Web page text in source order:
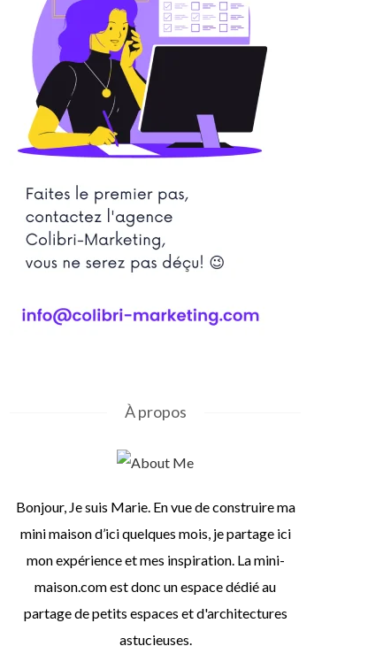
À propos
Bonjour, Je suis Marie. En vue de construire ma
mini maison d’ici quelques mois, je partage ici
mon expérience et mes inspiration. La mini-
maison.com est donc un espace dédié au
partage de petits espaces et d'architectures
astucieuses.